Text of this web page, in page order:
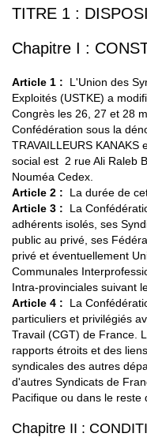
TITRE 1 :
Chapitre I :
Article 1 :
L'Union des
Exploités (USTKE) a
Congrès les 26, 27 et 28
Confédération sous la
TRAVAILLEURS KANAKS
social est 2 rue Ali Raleb
Nouméa Cedex.
Article 2 : La durée de
Article 3 : La
adhérents isolés, ses
public au privé, ses
privé et éventuellement
Communales
Intra-provinciales suivant
Article 4 : La
particuliers et privilégiés
Travail (CGT) de France.
rapports étroits et des
syndicales des autres
d'autres Syndicats de
Pacifique ou dans le reste
Chapitre II :